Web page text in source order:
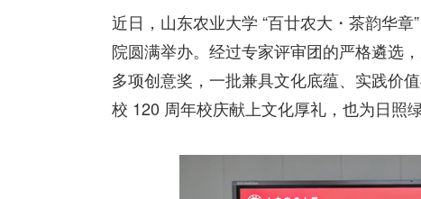
近日，山东农业大学 “百廿农大・茶韵华
院圆满举办。经过专家评审团的严格遴选
多项创意奖，一批兼具文化底蕴、实践价
校 120 周年校庆献上文化厚礼，也为日照